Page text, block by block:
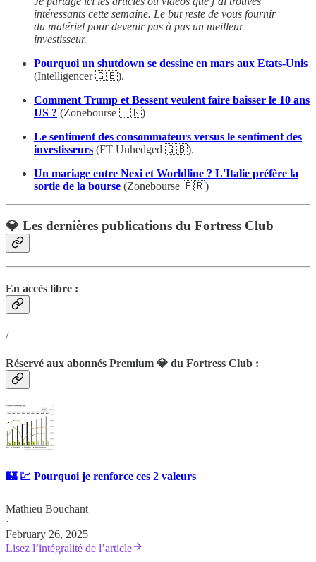
intéressants cette semaine. Le but reste de vous fournir
du matériel pour devenir pas à pas un meilleur
investisseur.
Pourquoi un shutdown se dessine en mars aux Etats-Unis
(Intelligencer 🇬🇧).
Comment Trump et Bessent veulent faire baisser le 10 ans
US ? (Zonebourse 🇫🇷)
Le sentiment des consommateurs versus le sentiment des
investisseurs (FT Unhedged 🇬🇧).
Un mariage entre Nexi et Worldline ? L'Italie préfère la
sortie de la bourse (Zonebourse 🇫🇷)
💎 Les dernières publications du Fortress Club
En accès libre :
/
Réservé aux abonnés Premium 💎 du Fortress Club :
🏰 💹 Pourquoi je renforce ces 2 valeurs
Mathieu Bouchant
·
February 26, 2025
Lisez l’intégralité de l’article